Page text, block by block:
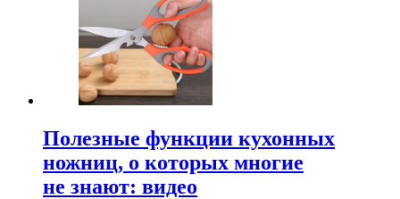
Полезные функции кухонных
ножниц, о которых многие
не знают: видео